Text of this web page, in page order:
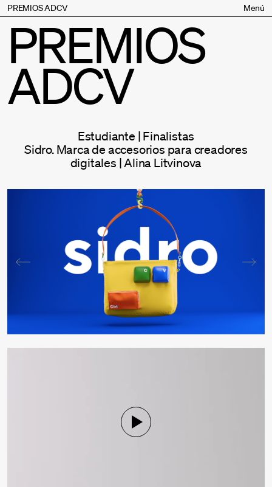
PREMIOS ADCV
Bases
Jurado
Inscripción
Palmarés
Premios especiales
Supporters
Contacto
Menú
PREMIOS
ADCV
Estudiante | Finalistas
Sidro. Marca de accesorios para creadores
digitales | Alina Litvinova